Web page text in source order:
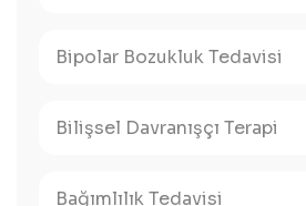
Bipolar Bozukluk Tedavisi
Bilişsel Davranışçı Terapi
Bağımlılık Tedavisi